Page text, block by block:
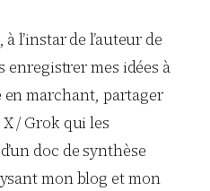
l’instar de l’auteur de
enregistrer mes idées à
en marchant, partager
/ Grok qui les
doc de synthèse
mon blog et mon